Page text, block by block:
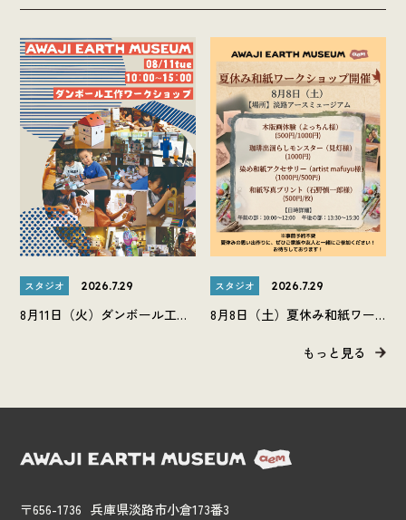
スタジオ 2026.7.29
8月11日（火）ダンボール工作
スタジオ 2026.7.29
8月8日（土）夏休み和紙ワー
もっと見る
〒656-1736 兵庫県淡路市小倉173番3